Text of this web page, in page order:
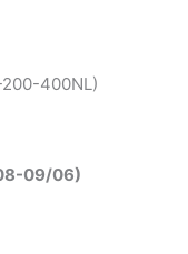
400NL)
09/06)